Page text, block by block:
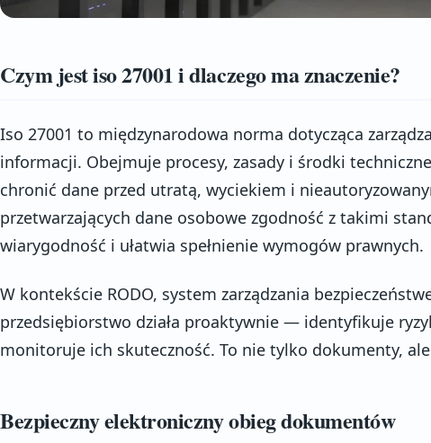
Czym jest iso 27001 i dlaczego ma znaczenie?
Iso 27001 to międzynarodowa norma dotycząca
informacji. Obejmuje procesy, zasady i środki
chronić dane przed utratą, wyciekiem i
przetwarzających dane osobowe zgodność z takimi
wiarygodność i ułatwia spełnienie wymogów prawnych.
W kontekście RODO, system zarządzania
przedsiębiorstwo działa proaktywnie — identyfikuje
monitoruje ich skuteczność. To nie tylko dokumenty,
Bezpieczny elektroniczny obieg dokumentów